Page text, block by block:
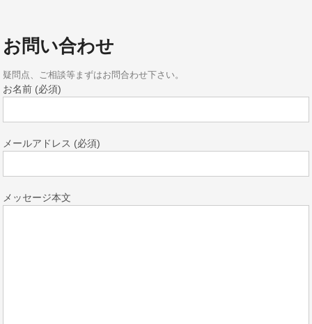
お問い合わせ
疑問点、ご相談等まずはお問合わせ下さい。
お名前 (必須)
メールアドレス (必須)
メッセージ本文